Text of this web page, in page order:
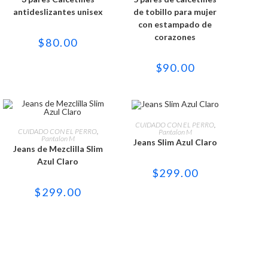
variantes.
pueden
antideslizantes unisex
$80.00
variantes.
Las
opciones
se
la
de tobillo para mujer
con estampado de
corazones
$90.00
SELECCIONAR OPCIONES
producto
tiene
múltiples
variantes.
Las
pueden
elegir
CUIDADO CON EL PERRO,
Pantalon M
Jeans de Mezclilla Slim
Azul Claro
$299.00
SELECCIONAR OPCIONES
producto
tiene
múltiples
variantes.
se
pueden
CUIDADO CON EL PERRO,
Pantalon M
Jeans Slim Azul Claro
$299.00